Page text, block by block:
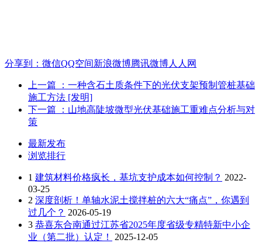
分享到： 微信QQ空间新浪微博腾讯微博人人网
上一篇
：一种含石土质条件下的光伏支架预制管桩基础
施工方法 [发明]
下一篇
：山地高陡坡微型光伏基础施工重难点分析与对
策
最新发布
浏览排行
1 建筑材料价格疯长，基坑支护成本如何控制？ 2022-
03-25
2 深度剖析！单轴水泥土搅拌桩的六大“痛点”，你遇到
过几个？ 2026-05-19
3 恭喜东合南通过江苏省2025年度省级专精特新中小企
业（第二批）认定！
2025-12-05